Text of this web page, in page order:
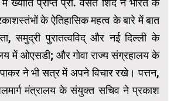
ख्याति प्राप्त प्रो. वसंत शिंदे ने भारत के
के ऐतिहासिक महत्व के बारे में बात
समुद्री पुरातत्वविद् और नई दिल्ली के
में ओएसडी; और गोवा राज्य संग्रहालय के
ने भी सत्र में अपने विचार रखे। पत्तन,
मंत्रालय के संयुक्त सचिव ने प्रकाश